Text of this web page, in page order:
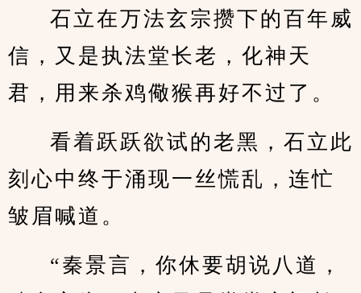
石立在万法玄宗攒下的百年威
信，又是执法堂长老，化神天
君，用来杀鸡儆猴再好不过了。
看着跃跃欲试的老黑，石立此
刻心中终于涌现一丝慌乱，连忙
皱眉喊道。
“秦景言，你休要胡说八道，